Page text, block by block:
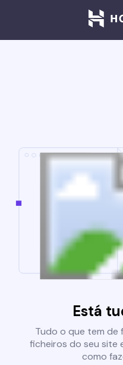
Está
Tudo o que tem de
ficheiros do seu site
como